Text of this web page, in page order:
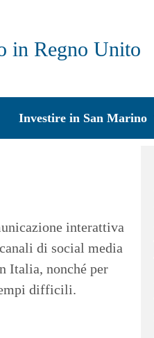
in Regno Unito
Investire in San Marino
interattiva
di social media
Italia, nonché per
difficili.